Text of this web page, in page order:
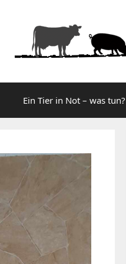
Ein Tier in Not – was tun?